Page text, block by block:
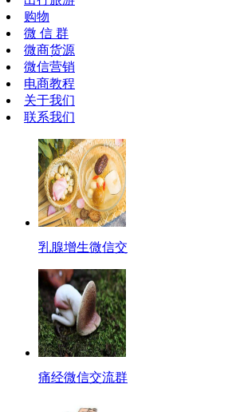
购物
微 信 群
微商货源
微信营销
电商教程
关于我们
联系我们
乳腺增生微信交
痛经微信交流群